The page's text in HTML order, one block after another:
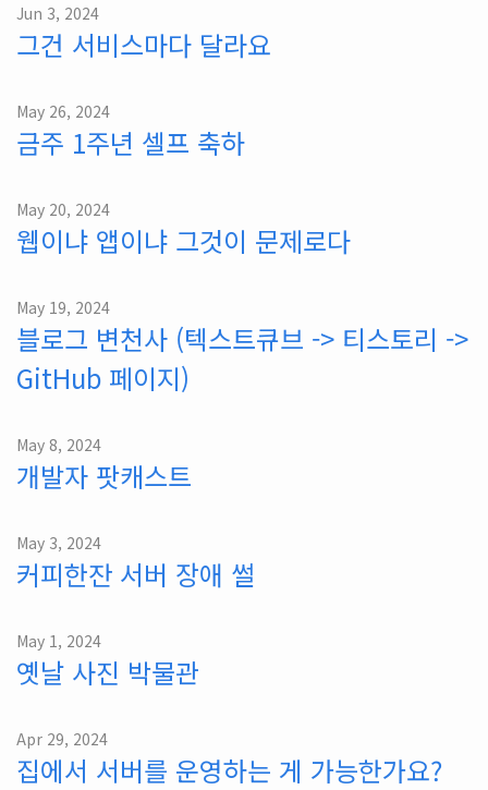
Jun 3, 2024
그건 서비스마다 달라요
May 26, 2024
금주 1주년 셀프 축하
May 20, 2024
웹이냐 앱이냐 그것이 문제로다
May 19, 2024
블로그 변천사 (텍스트큐브 -> 티스토리 ->
GitHub 페이지)
May 8, 2024
개발자 팟캐스트
May 3, 2024
커피한잔 서버 장애 썰
May 1, 2024
옛날 사진 박물관
Apr 29, 2024
집에서 서버를 운영하는 게 가능한가요?